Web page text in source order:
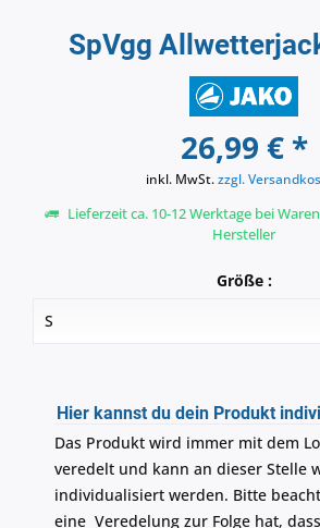
SpVgg
26,99 € *
inkl. MwSt.zzgl.
Lieferzeit ca. 10-12 Werktage bei
Hersteller
Größe :
Hier kannst du dein Produkt
Das Produkt wird immer mit dem
veredelt und kann an dieser Stelle
individualisiert werden. Bitte
eine Veredelung zur Folge hat,